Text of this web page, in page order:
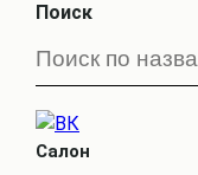
Поиск
Салон